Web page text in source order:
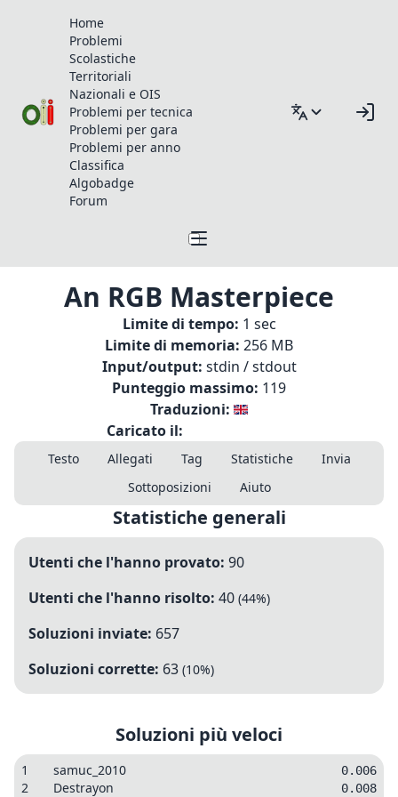
Home
Problemi
Scolastiche
Territoriali
Nazionali e OIS
Problemi per tecnica
Problemi per gara
Problemi per anno
Classifica
Algobadge
Forum
An RGB Masterpiece
Limite di tempo: 1 sec
Limite di memoria: 256 MB
Input/output: stdin / stdout
Punteggio massimo: 119
Traduzioni:
Caricato il:
Testo Allegati Tag Statistiche
Invia
Sottoposizioni
Aiuto
Statistiche generali
Utenti che l'hanno provato: 90
Utenti che l'hanno risolto: 40 (44%)
Soluzioni inviate: 657
Soluzioni corrette: 63 (10%)
Soluzioni più veloci
1 samuc_2010 0.006
2 Destrayon 0.008